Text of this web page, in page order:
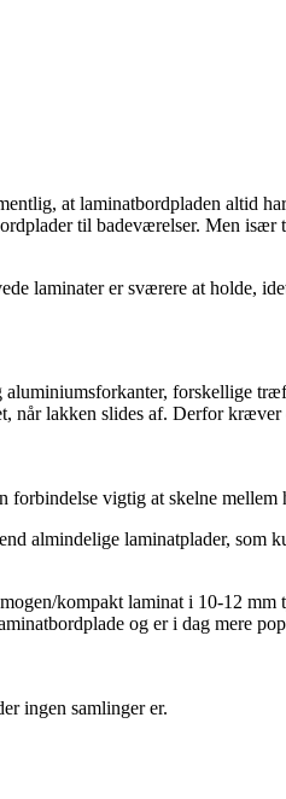
at laminatbordpladen altid
til badeværelser. Men
laminater er sværere at holde,
forskellige
lakken slides af. Derfor
vigtig at skelne
almindelige laminatplader, som
kompakt laminat i 10-12 mm
og er i dag mere
ingen samlinger er.